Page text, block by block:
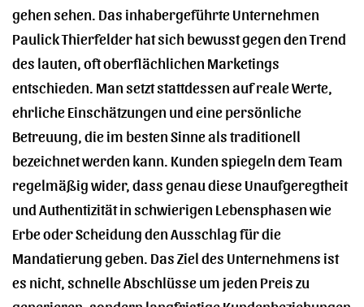
gehen sehen. Das inhabergeführte Unternehmen
Paulick Thierfelder hat sich bewusst gegen den Trend
des lauten, oft oberflächlichen Marketings
entschieden. Man setzt stattdessen auf reale Werte,
ehrliche Einschätzungen und eine persönliche
Betreuung, die im besten Sinne als traditionell
bezeichnet werden kann. Kunden spiegeln dem Team
regelmäßig wider, dass genau diese Unaufgeregtheit
und Authentizität in schwierigen Lebensphasen wie
Erbe oder Scheidung den Ausschlag für die
Mandatierung geben. Das Ziel des Unternehmens ist
es nicht, schnelle Abschlüsse um jeden Preis zu